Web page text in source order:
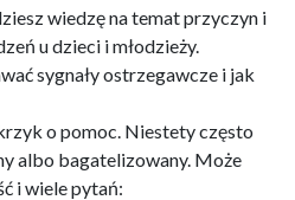
wiedzę na temat przyczyn i
u dzieci i młodzieży.
sygnały ostrzegawcze i jak
o pomoc. Niestety często
albo bagatelizowany. Może
i wiele pytań: